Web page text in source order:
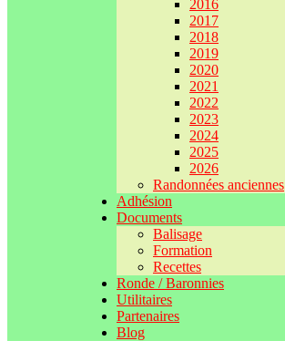
2016
2017
2018
2019
2020
2021
2022
2023
2024
2025
2026
Randonnées anciennes
Adhésion
Documents
Balisage
Formation
Recettes
Ronde / Baronnies
Utilitaires
Partenaires
Blog